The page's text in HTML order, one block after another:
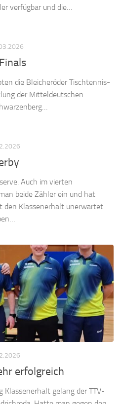
verfügbar und die…
die Bleicheröder Tischtennis-
der Mitteldeutschen
Auch im vierten
beide Zähler ein und hat
den Klassenerhalt unerwartet
erfolgreich
Klassenerhalt gelang der TTV-